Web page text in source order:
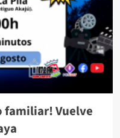
familiar! Vuelve